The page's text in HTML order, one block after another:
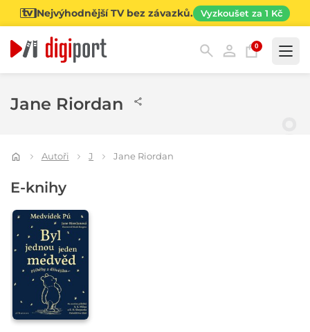
Nejvýhodnější TV bez závazků. Vyzkoušet za 1 Kč
0
Jane Riordan
Autoři J Jane Riordan
E-knihy